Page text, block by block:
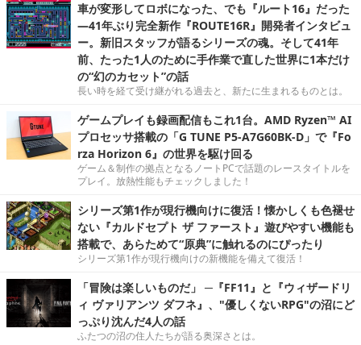
車が変形してロボになった、でも『ルート16』だった
―41年ぶり完全新作『ROUTE16R』開発者インタビュ
ー。新旧スタッフが語るシリーズの魂。そして41年
前、たった1人のために手作業で直した世界に1本だけ
の“幻のカセット”の話
長い時を経て受け継がれる過去と、新たに生まれるものとは。
ゲームプレイも録画配信もこれ1台。AMD Ryzen™ AI
プロセッサ搭載の「G TUNE P5-A7G60BK-D」で『Fo
rza Horizon 6』の世界を駆け回る
ゲーム＆制作の拠点となるノートPCで話題のレースタイトルを
プレイ。放熱性能もチェックしました！
シリーズ第1作が現行機向けに復活！懐かしくも色褪せ
ない『カルドセプト ザ ファースト』遊びやすい機能も
搭載で、あらためて“原典”に触れるのにぴったり
シリーズ第1作が現行機向けの新機能を備えて復活！
「冒険は楽しいものだ」 ─『FF11』と『ウィザードリ
ィ ヴァリアンツ ダフネ』、"優しくないRPG"の沼にど
っぷり沈んだ4人の話
ふたつの沼の住人たちが語る奥深さとは。